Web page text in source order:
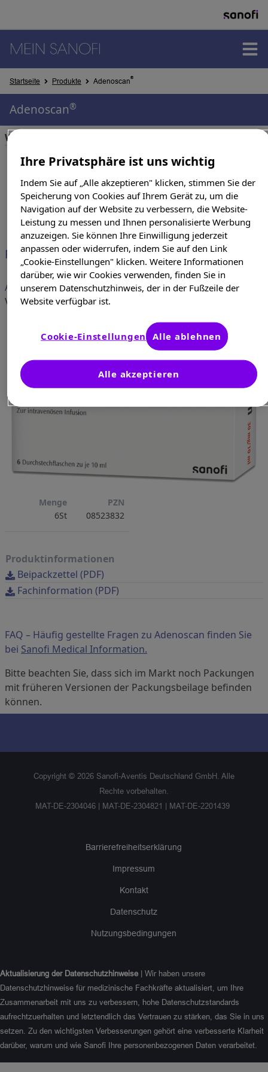
Startseite Produkte Adenoscan®
Adenoscan®
Wirkstoff(e):
Produkte & Darreichungsform
ADENOSCAN Durchstechflaschen
verschreibungspflichtig
Menge
PZN
6St
08523832
Produktinformationen
Beipackzettel (PDF)
Fachinformation (PDF)
FAQ – Häufig gestellte Fragen zu Adenoscan finden Sie
bei Sanofi Medical Information.
Bitte beachten Sie, dass sich im Markt noch Packungen
mit früheren Versionen der Packungsbeilage befinden
können.
Copyright © 2026Sanofi-Aventis Deutschland GmbH. Alle
Rechte vorbehalten.
MAT-DE-2304046 | MAT-DE-2304821 | MAT-DE-2201439
Nutzungsbedingungen
Datenschutz
Kontakt
Impressum
Barrierefreiheitserklärung
Aktualisierung der Datenschutzhinweise | Wir haben unsere
Datenschutzhinweise für medizinische Fachkräfte aktualisiert, um Ihre
Zusammenarbeit mit uns zu verbessern, hohe Datenschutzstandards
aufrechtzuerhalten und letztendlich das Vertrauen zu stärken, das Sie in uns
setzen. Zu den wichtigsten Verbesserungen gehört eine verbesserte Klarheit
darüber, warum und wie Sanofi Ihre personenbezogenen Daten verarbeitet.
Ihre Privatsphäre ist uns wichtig
Indem Sie auf „Alle akzeptieren" klicken, stimmen Sie der
Speicherung von Cookies auf Ihrem Gerät zu, um die
Navigation auf der Website zu verbessern, die Website-
Leistung zu messen und Ihnen personalisierte Werbung
anzuzeigen. Sie können Ihre Einwilligung jederzeit
anpassen oder widerrufen, indem Sie auf den Link
„Cookie-Einstellungen" klicken. Weitere Informationen
darüber, wie wir Cookies verwenden, finden Sie in
unserem Datenschutzhinweis, der in der Fußzeile der
Website verfügbar ist.
Cookie-Einstellungen
Alle akzeptieren
Alle ablehnen